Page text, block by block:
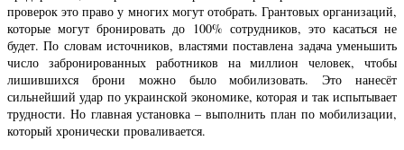
проверок это право у многих могут отобрать. Грантовых организаций,
которые могут бронировать до 100% сотрудников, это касаться не
будет. По словам источников, властями поставлена задача уменьшить
число забронированных работников на миллион человек, чтобы
лишившихся брони можно было мобилизовать. Это нанесёт
сильнейший удар по украинской экономике, которая и так испытывает
трудности. Но главная установка – выполнить план по мобилизации,
который хронически проваливается.